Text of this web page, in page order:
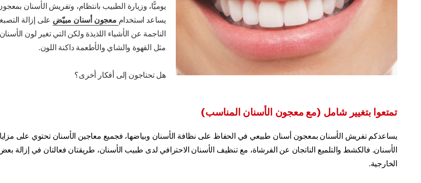
يوميًّا، وزيارة الطبيب بانتظام، وتفريش الأسنان
يساعد استخدام معجون أسنان مبيّض على إزالة
الناجمة عن الأشياء اللذيذة ولكن التي تغير لون الأسنان
مثل القهوة والشاي والأطعمة داكنة اللون.
هل تحتاجون إلى أفكار أخرى؟
تمتعوا بتغيير شامل (مع معجون الأسنان المناسب)
يساعدكم تفريش الأسنان بمعجون أسنان طبيعي في الحفاظ على نظافة الأسنان وبياضها، فجميع معاجين الأسنان تحتوي على
الأسنان. فالكشط والتلميع الناتجان عن الفرشاة، مع تنظيف الأسنان الاحترافي لدى طبيب الأسنان، طريقتان فعالتان في إزالة
الخارجية.